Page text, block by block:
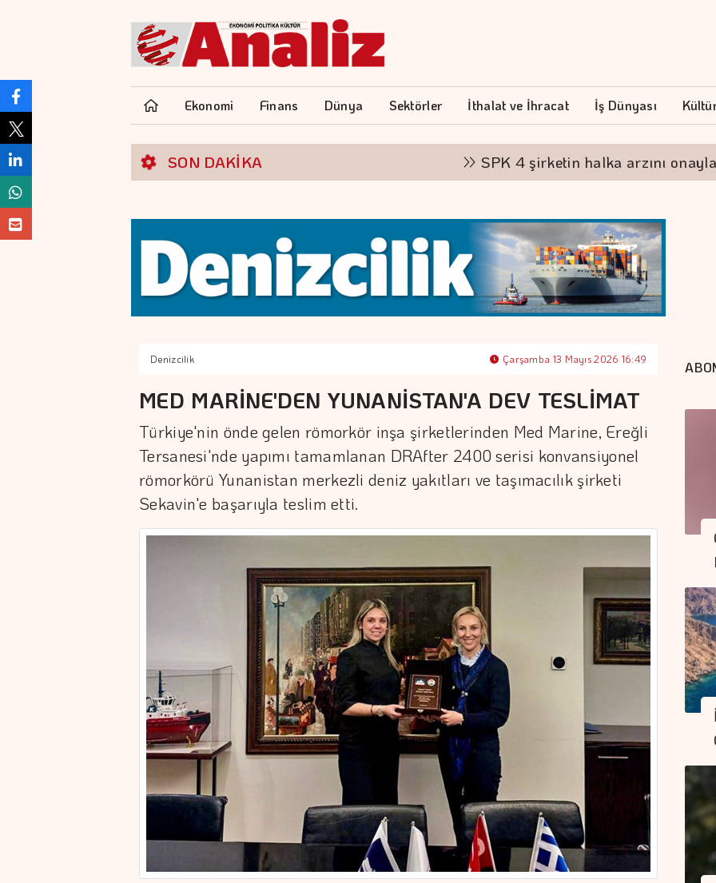
Ekonomi Finans Dünya Sektörler İthalat ve İhracat İş Dünyası
SON DAKİKA SPK 4 şirketin halka arzını onayladı
Denizcilik Çarşamba 13 Mayıs 2026 16:49
MED MARİNE'DEN YUNANİSTAN'A DEV TESLİMAT
Türkiye'nin önde gelen römorkör inşa şirketlerinden Med Marine, Ereğli
Tersanesi'nde yapımı tamamlanan DRAfter 2400 serisi konvansiyonel
römorkörü Yunanistan merkezli deniz yakıtları ve taşımacılık şirketi
Sekavin'e başarıyla teslim etti.